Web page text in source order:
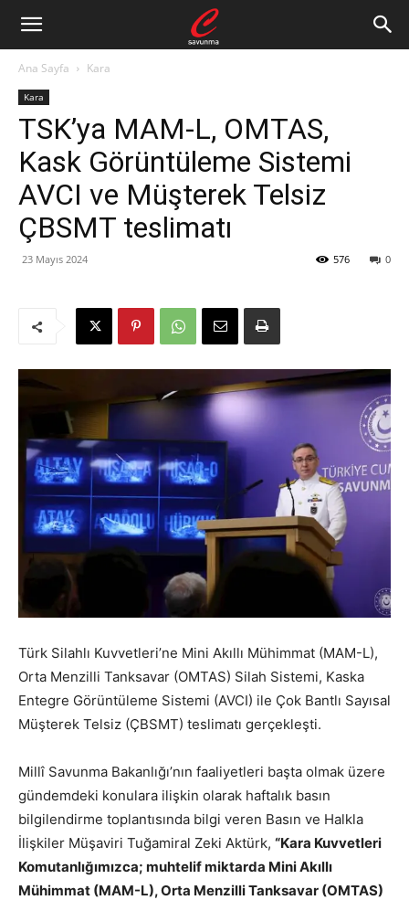
Ana Sayfa Kara
Kara
TSK’ya MAM-L, OMTAS,
Kask Görüntüleme Sistemi
AVCI ve Müşterek Telsiz
ÇBSMT teslimatı
23 Mayıs 2024 0
576
Türk Silahlı Kuvvetleri’ne Mini Akıllı Mühimmat (MAM-L),
Orta Menzilli Tanksavar (OMTAS) Silah Sistemi, Kaska
Entegre Görüntüleme Sistemi (AVCI) ile Çok Bantlı Sayısal
Müşterek Telsiz (ÇBSMT) teslimatı gerçekleşti.
Millî Savunma Bakanlığı’nın faaliyetleri başta olmak üzere
gündemdeki konulara ilişkin olarak haftalık basın
bilgilendirme toplantısında bilgi veren Basın ve Halkla
İlişkiler Müşaviri Tuğamiral Zeki Aktürk, “Kara Kuvvetleri
Komutanlığımızca; muhtelif miktarda Mini Akıllı
Mühimmat (MAM-L), Orta Menzilli Tanksavar (OMTAS)